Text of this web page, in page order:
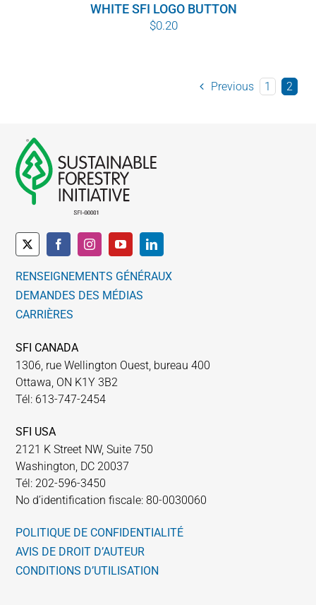
WHITE SFI LOGO BUTTON
$0.20
Previous 1 2
RENSEIGNEMENTS GÉNÉRAUX
DEMANDES DES MÉDIAS
CARRIÈRES
SFI CANADA
1306, rue Wellington Ouest, bureau 400
Ottawa, ON K1Y 3B2
Tél: 613-747-2454
SFI USA
2121 K Street NW, Suite 750
Washington, DC 20037
Tél: 202-596-3450
No d’identification fiscale: 80-0030060
POLITIQUE DE CONFIDENTIALITÉ
AVIS DE DROIT D’AUTEUR
CONDITIONS D’UTILISATION